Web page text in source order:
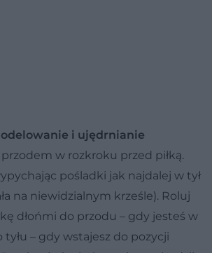
i ujędrnianie
w rozkroku przed piłką.
pośladki jak najdalej w tył
na niewidzialnym krześle). Roluj
dłońmi do przodu – gdy jesteś w
tyłu – gdy wstajesz do pozycji